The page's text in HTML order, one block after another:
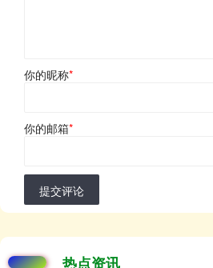
你的昵称*
你的邮箱*
提交评论
热点资讯